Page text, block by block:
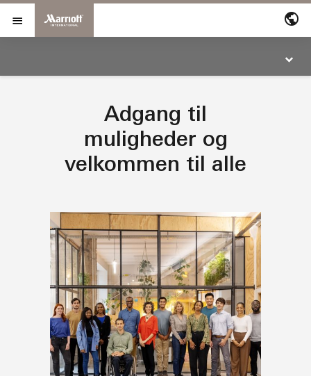
Gå til indhold
openMenu
Marriott International
Adgang til
muligheder og
velkommen til alle